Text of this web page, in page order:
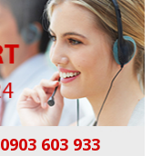
0903 603 933